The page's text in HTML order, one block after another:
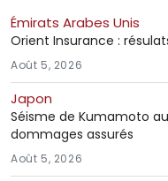
Émirats Arabes Unis
Orient Insurance :
Août 5, 2026
Japon
Séisme de Kumamoto au
dommages assurés
Août 5, 2026